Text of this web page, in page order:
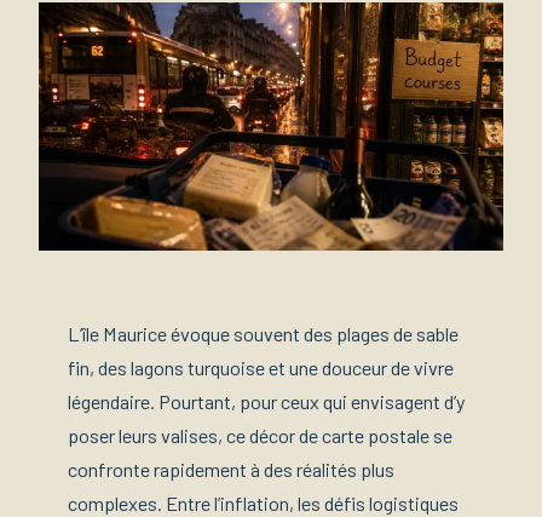
L’île Maurice évoque souvent des plages de sable
fin, des lagons turquoise et une douceur de vivre
légendaire. Pourtant, pour ceux qui envisagent d’y
poser leurs valises, ce décor de carte postale se
confronte rapidement à des réalités plus
complexes. Entre l’inflation, les défis logistiques